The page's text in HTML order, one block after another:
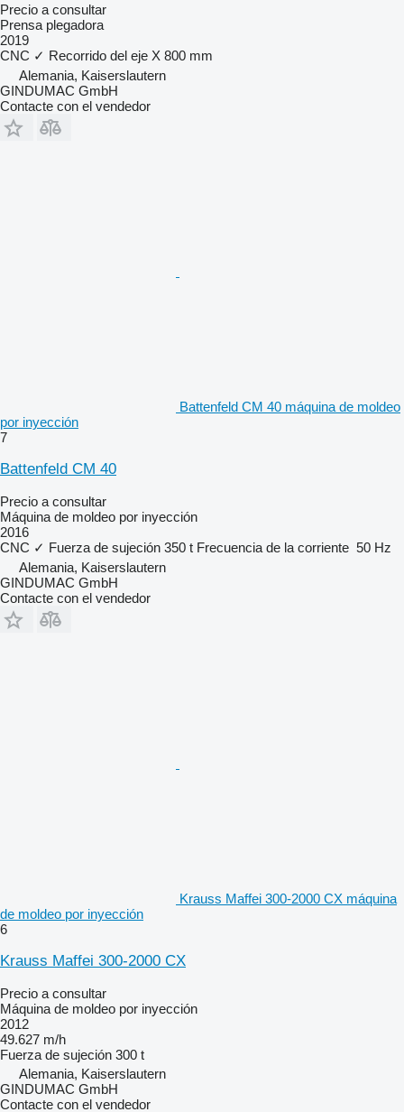
Precio a consultar
Prensa plegadora
2019
CNC ✓ Recorrido del eje X 800 mm
Alemania, Kaiserslautern
GINDUMAC GmbH
Contacte con el vendedor
Battenfeld CM 40 máquina de moldeo
por inyección
7
Battenfeld CM 40
Precio a consultar
Máquina de moldeo por inyección
2016
CNC ✓ Fuerza de sujeción 350 t Frecuencia de la corriente 50 Hz
Alemania, Kaiserslautern
GINDUMAC GmbH
Contacte con el vendedor
Krauss Maffei 300-2000 CX máquina
de moldeo por inyección
6
Krauss Maffei 300-2000 CX
Precio a consultar
Máquina de moldeo por inyección
2012
49.627 m/h
Fuerza de sujeción 300 t
Alemania, Kaiserslautern
GINDUMAC GmbH
Contacte con el vendedor